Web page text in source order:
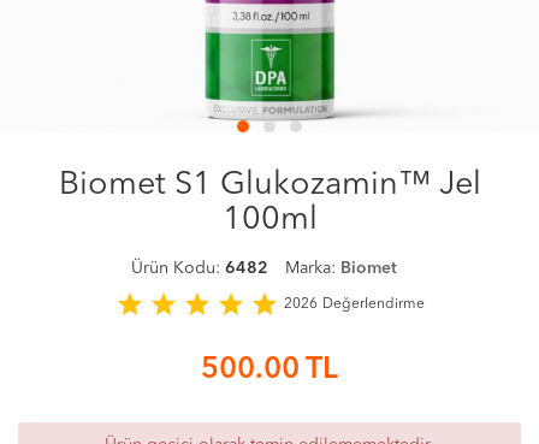
Biomet S1 Glukozamin™ Jel
100ml
Ürün Kodu: 6482 Marka: Biomet
star star star star star 2026 Değerlendirme
500.00 TL